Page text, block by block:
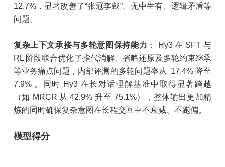
12.7%，显著改善了“张冠李戴”、无中生有、逻辑矛盾等
问题。
复杂上下文承接与多轮意图保持能力 ： Hy3 在 SFT 与
RL 阶段联合优化了指代消解、省略还原及多轮约束继承
等业务痛点问题，内部评测的多轮问题率从 17.4% 降至
7.9% 。同时 Hy3 在长对话理解基准中取得显著跨越
（如 MRCR 从 42.9% 升至 75.1%），整体输出更加精
炼的同时确保复杂意图在长程交互中不衰减、不跑偏。
模型得分